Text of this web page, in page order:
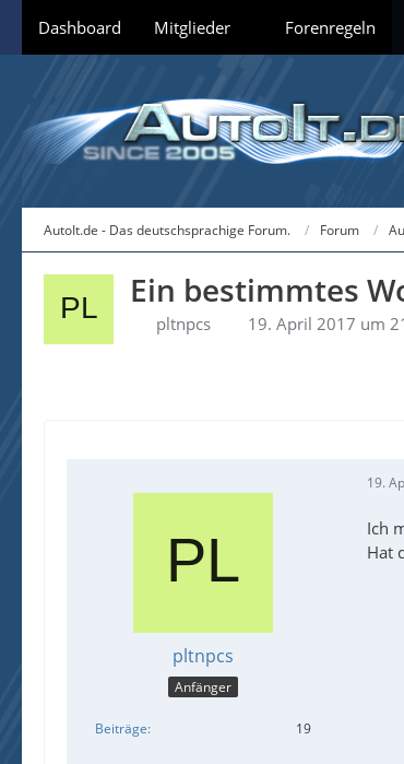
Dashboard Mitglieder Forenregeln
AutoIt.de - Das deutschsprachige Forum. Forum
Ein bestimmtes
pltnpcs 19. April 2017 um
pltnpcs
Anfänger
Beiträge 19
19.
Ich
Hat